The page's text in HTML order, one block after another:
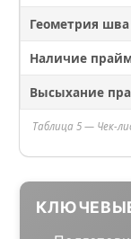
Таблица 5 — Чек-
Геометрия шва
Наличие
Высыхание